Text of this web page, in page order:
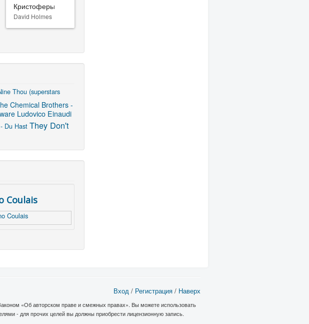
Кристоферы
David Holmes
Thou (superstars
Chemical Brothers -
Ludovico Einaudi
Du Hast They Don't
Coulais
Вход / Регистрация / Наверх
«Об авторском праве и смежных правах». Вы можете использовать
- для прочих целей вы должны приобрести лицензионную запись.